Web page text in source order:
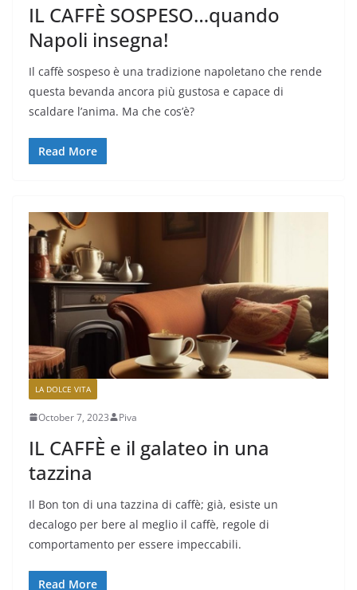
IL CAFFÈ SOSPESO…quando
Napoli insegna!
Il caffè sospeso è una tradizione napoletano che rende
questa bevanda ancora più gustosa e capace di
scaldare l’anima. Ma che cos’è?
Read More
LA DOLCE VITA
October 7, 2023 Piva
IL CAFFÈ e il galateo in una
tazzina
Il Bon ton di una tazzina di caffè; già, esiste un
decalogo per bere al meglio il caffè, regole di
comportamento per essere impeccabili.
Read More